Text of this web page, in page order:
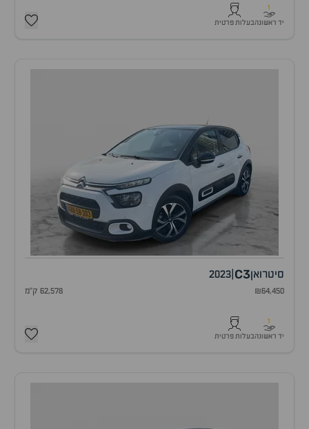
1
יד ראשונהבעלות פרטית
סיטרואןC3
2023
₪64,450 62,578 ק"מ
1
יד ראשונהבעלות פרטית